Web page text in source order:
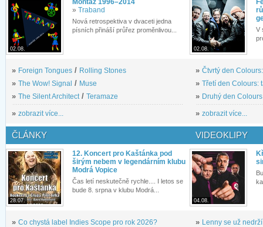
02.08.
Montáž 1996–2014
» Traband
Nová retrospektiva v dvaceti jedna
písních přináší průřez proměnlivou...
» Foreign Tongues / Rolling Stones
» The Wow! Signal / Muse
» The Silent Architect/ Teramaze
» zobrazit více...
02.08.
V
» Čtvrtý den
» Třetí den Colours:
» Druhý den
» zobrazit více...
ČLÁNKY
28.07.
12. Koncert pro Kaštánka pod
širým nebem v legendárním klubu
Modrá Vopice
Čas letí neskutečně rychle.... I letos se
bude 8. srpna v klubu Modrá...
» Co chystá label Indies Scope pro rok 2026?
VIDEOKLIPY
04.08.
» Lenny se už